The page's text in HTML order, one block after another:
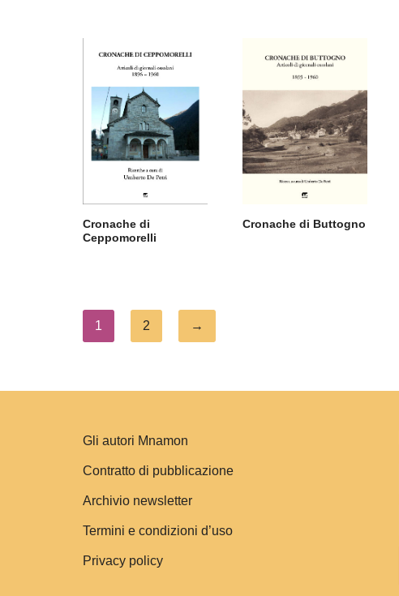
Cronache di
Ceppomorelli
Cronache di Buttogno
1 2 →
Gli autori Mnamon
Contratto di pubblicazione
Archivio newsletter
Termini e condizioni d’uso
Privacy policy